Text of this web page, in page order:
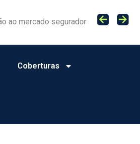
ao mercado segurador
Lucro do Grupo Bradesco Seguros cresce 20,4% no primeiro semestre de 2026, totalizando R$ 5,7 bilhões
Coberturas